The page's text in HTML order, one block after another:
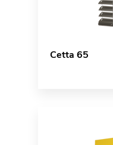
Cetta 65